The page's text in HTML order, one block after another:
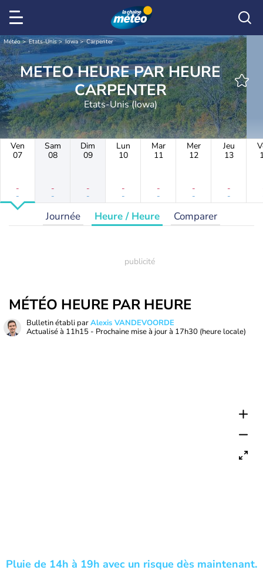
Météo Etats-Unis Iowa Carpenter
METEO HEURE PAR HEURE
CARPENTER
Etats-Unis (Iowa)
Ven
07
-
-
Sam
08
-
-
Dim
09
-
-
Lun
10
-
-
Mar
11
-
-
Mer
12
-
-
Jeu
13
-
-
Journée Heure / Heure Comparer
MÉTÉO HEURE PAR HEURE
Bulletin établi parAlexis VANDEVOORDE
Actualisé à 11h15 - Prochaine mise à jour à 17h30 (heure locale)
Pluie de 14h à 19h avec un risque dès maintenant.